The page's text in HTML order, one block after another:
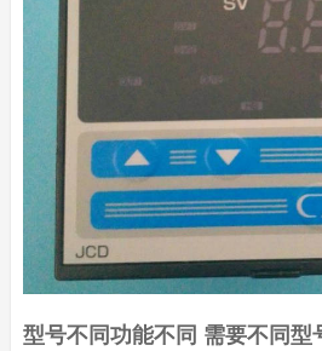
型号不同功能不同 需要不同型